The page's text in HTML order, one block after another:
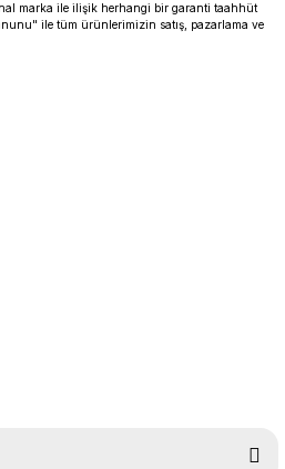
marka ile ilişik herhangi bir garanti taahhüt
ile tüm ürünlerimizin satış, pazarlama ve